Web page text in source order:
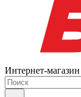
Интернет-магазин